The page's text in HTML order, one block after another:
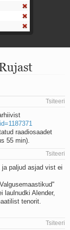
Tsiteeri
raadiosaadet
55 min).
Tsiteeri
paljud asjad vist ei
laulnudki Alender,
tenorit.
Tsiteeri